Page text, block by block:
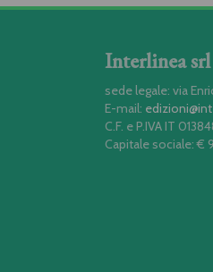
Interlinea
sede legale: via
E-mail:
C.F. e P.IVA IT
Capitale sociale: €